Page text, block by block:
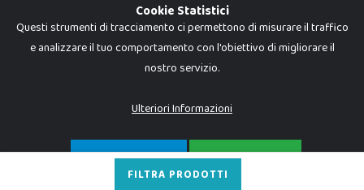
FILTRA PRODOTTI
Dadi e Mattoncini è un brand di Giocabene Srl. Ogni riproduzione o utilizzo non
I prezzi e le promozioni pubblicate potrebbero differire da quanto esposto in
P.IVA 02608090425 - REA AN201199 - C.S. 10.000 i.v.
Cookie Statistici
Questi strumenti di tracciamento ci permettono di misurare il traffico
e analizzare il tuo comportamento con l'obiettivo di migliorare il
nostro servizio.
Ulteriori Informazioni
SOLO NECESSARI ACCETTA TUTTO